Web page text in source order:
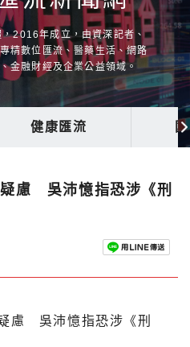
2016年成立，由資深記者、
精數位匯流、醫藥生活、網路
金融財經及企業公益領域。
健康匯流
慮 吳沛憶指恐涉《刑